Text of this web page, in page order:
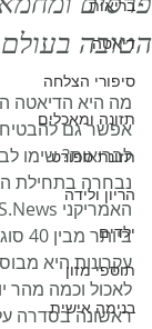
בריאות
דיאטה
סיפורי הצלחה
תזונה ומאכלים
תזונת ספורט
הריון ולידה
ילדים
תוספי מזון
בנימה אישית
הטובה
מה היא הדיאטה
אפשר גם
לבריאות? שימו
נבחרה בתחילת
עקרונות היא
לאכול וכמה מהר
ראשונה בסדרה